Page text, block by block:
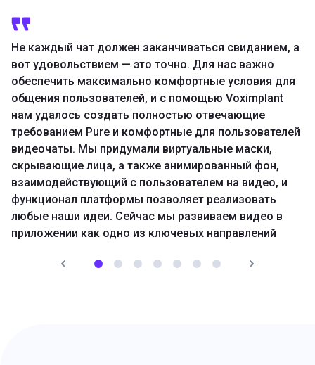
Не каждый чат должен заканчиваться свиданием, а
вот удовольствием — это точно. Для нас важно
обеспечить максимально комфортные условия для
общения пользователей, и с помощью Voximplant
нам удалось создать полностью отвечающие
требованием Pure и комфортные для пользователей
видеочаты. Мы придумали виртуальные маски,
скрывающие лица, а также анимированный фон,
взаимодействующий с пользователем на видео, и
функционал платформы позволяет реализовать
любые наши идеи. Сейчас мы развиваем видео в
приложении как одно из ключевых направлений